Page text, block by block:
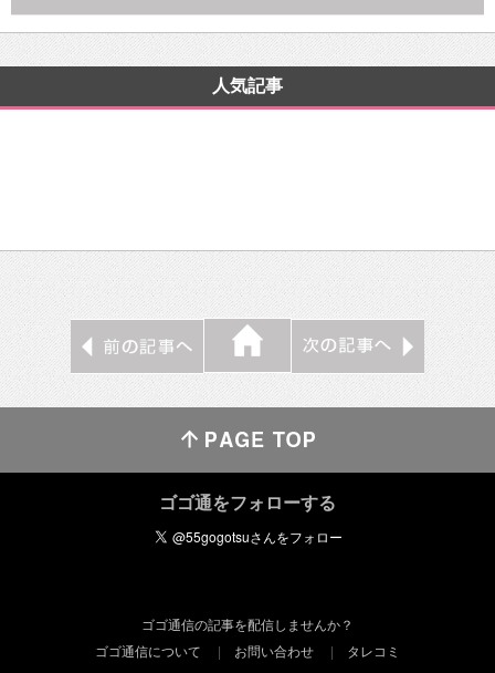
人気記事
ゴゴ通をフォローする
ゴゴ通信の記事を配信しませんか？
ゴゴ通信について
お問い合わせ
タレコミ